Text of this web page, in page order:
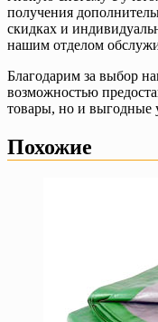
получения
скидках и
нашим отделом
Благодарим за выбор
возможностью
товары, но и выгодные
Похожие